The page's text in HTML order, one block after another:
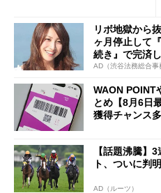
リボ地獄から
ヶ月停止して
続き』で完済し
AD（渋谷法務総合事
WAON POINT
とめ【8月6日
獲得チャンス
【話題沸騰】
ト、ついに判明
AD（ルーツ）